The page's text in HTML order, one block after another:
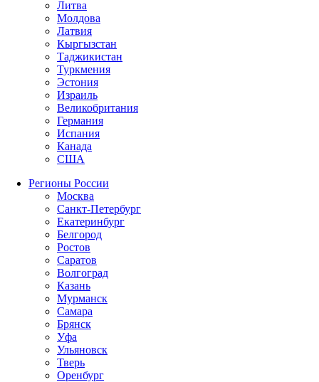
Литва
Молдова
Латвия
Кыргызстан
Таджикистан
Туркмения
Эстония
Израиль
Великобритания
Германия
Испания
Канада
США
Регионы России
Москва
Санкт-Петербург
Екатеринбург
Белгород
Ростов
Саратов
Волгоград
Казань
Мурманск
Самара
Брянск
Уфа
Ульяновск
Тверь
Оренбург